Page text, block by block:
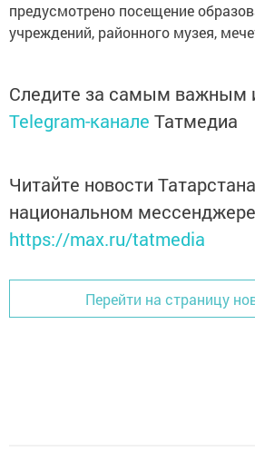
предусмотрено посещение
учреждений, районного музея,
Следите за самым важным
Telegram-канале Татмедиа
Читайте новости
национальном
https://max.ru/tatmedia
Перейти на страницу